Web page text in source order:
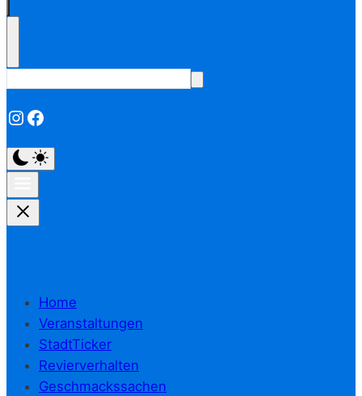
Instagram
Facebook
Home
Veranstaltungen
StadtTicker
Revierverhalten
Geschmackssachen